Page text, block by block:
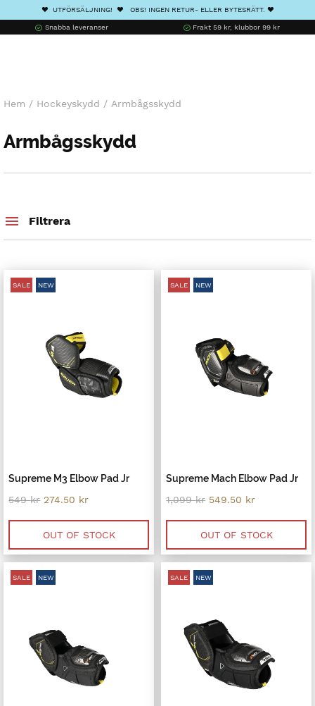
❤️ UTFÖRSÄLJNING! ❤️ OBS! INGEN RETUR- ELLER BYTESRÄTT. ❤️
Snabba leveranser Frakt 59 kr, klubbor 99 kr
Hem / Hockeyskydd / Armbågsskydd
Armbågsskydd
Filtrera
SALE NEW
Supreme M3 Elbow Pad Jr
549kr Original
was:
549 kr.
274.50 krCurrent
is:
274.50 kr.
OUT OF STOCK
SALE NEW
Supreme Mach Elbow Pad Jr
1,099kr Original
was:
1,099 kr.
549.50 krCurrent
is:
549.50 kr.
OUT OF STOCK
SALE NEW SALE NEW